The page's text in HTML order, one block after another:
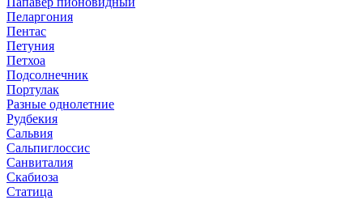
Пеларгония
Пентас
Петуния
Петхоа
Подсолнечник
Портулак
Разные однолетние
Рудбекия
Сальвия
Сальпиглоссис
Санвиталия
Скабиоза
Статица